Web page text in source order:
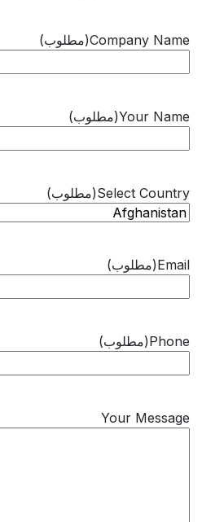
Company Name(مطلوب)
Your Name(مطلوب)
Select Country(مطلوب)
Email(مطلوب)
Phone(مطلوب)
Your Message